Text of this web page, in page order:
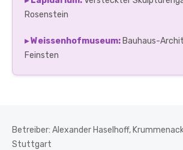
Rosenstein
▸ Weissenhofmuseum: Bauhaus-
Feinsten
Betreiber: Alexander Haselhoff,
Stuttgart